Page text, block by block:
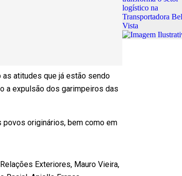
as atitudes que já estão sendo
a expulsão dos garimpeiros das
povos originários, bem como em
Exteriores, Mauro Vieira,